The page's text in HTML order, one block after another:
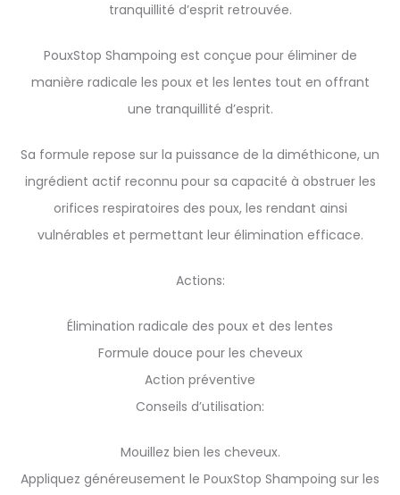
tranquillité d’esprit retrouvée.
PouxStop Shampoing est conçue pour éliminer de
manière radicale les poux et les lentes tout en offrant
une tranquillité d’esprit.
Sa formule repose sur la puissance de la diméthicone, un
ingrédient actif reconnu pour sa capacité à obstruer les
orifices respiratoires des poux, les rendant ainsi
vulnérables et permettant leur élimination efficace.
Actions:
Élimination radicale des poux et des lentes
Formule douce pour les cheveux
Action préventive
Conseils d’utilisation:
Mouillez bien les cheveux.
Appliquez généreusement le PouxStop Shampoing sur les